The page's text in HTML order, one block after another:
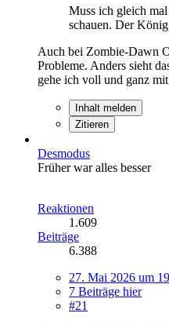
Muss ich gleich
schauen. Der
Auch bei Zombie-Dawn
Probleme. Anders sieht
gehe ich voll und ganz
Inhalt melden
Zitieren
Desmodus
Früher war alles besser
Reaktionen
1.609
Beiträge
6.388
27. Mai 2026 um
7 Beiträge hier
#21